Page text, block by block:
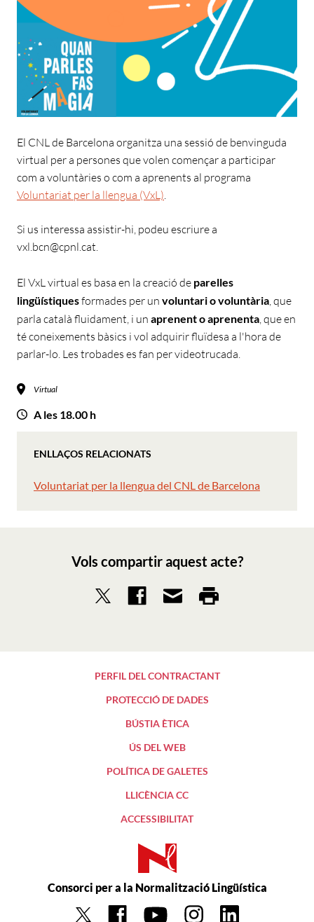
El CNL de Barcelona organitza una sessió de benvinguda
virtual per a persones que volen començar a participar
com a voluntàries o com a aprenents al programa
Voluntariat per la llengua (VxL).
Si us interessa assistir-hi, podeu escriure a
vxl.bcn@cpnl.cat.
El VxL virtual es basa en la creació de parelles
lingüístiquesformades per un voluntari o voluntària, que
parla català fluidament, i un aprenent o aprenenta, que en
té coneixements bàsics i vol adquirir fluïdesa a l'hora de
parlar-lo. Les trobades es fan per videotrucada.
Virtual
A les 18.00 h
ENLLAÇOS RELACIONATS
Voluntariat per la llengua del CNL de Barcelona
Vols compartir aquest acte?
PERFIL DEL CONTRACTANT
PROTECCIÓ DE DADES
BÚSTIA ÈTICA
ÚS DEL WEB
POLÍTICA DE GALETES
LLICÈNCIA CC
ACCESSIBILITAT
Consorci per a la Normalització Lingüística